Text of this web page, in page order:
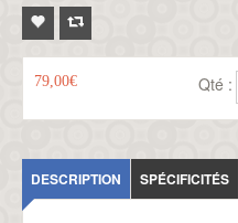
79,00€ Qté :
DESCRIPTION SPÉCIFICITÉS